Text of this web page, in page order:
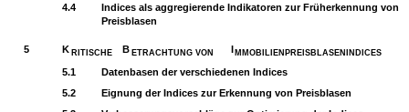
4.4
Indices als aggregierende Indikatoren zur Früherkennung von
Preisblasen
5 K RITISCHE B ETRACHTUNG VON I MMOBILIENPREISBLASENINDICES
5.1
Datenbasen der verschiedenen Indices
5.2
Eignung der Indices zur Erkennung von Preisblasen